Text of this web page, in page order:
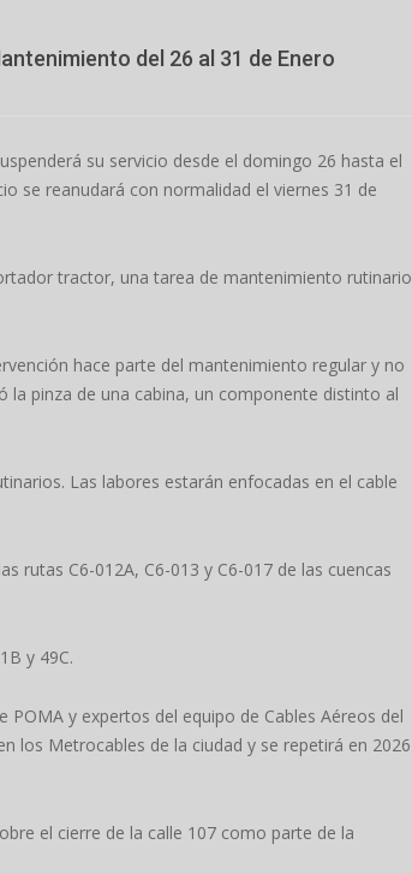
del 26 al 31 de Enero
su servicio desde el domingo 26 hasta el
se reanudará con normalidad el viernes 31 de
tractor, una tarea de mantenimiento rutinario
hace parte del mantenimiento regular y no
la pinza de una cabina, un componente distinto al
Las labores estarán enfocadas en el cable
rutas C6-012A, C6-013 y C6-017 de las cuencas
y 49C.
y expertos del equipo de Cables Aéreos del
los Metrocables de la ciudad y se repetirá en 2026
el cierre de la calle 107 como parte de la